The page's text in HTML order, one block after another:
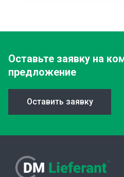
Оставьте заявку на
предложение
Оставить заявку